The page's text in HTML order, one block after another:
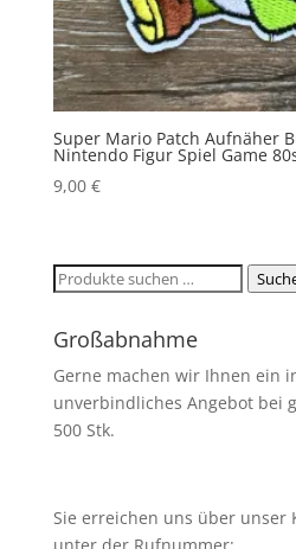
Super Mario Patch Aufnäher
Nintendo Figur Spiel Game
9,00 €
Suchen
Großabnahme
Gerne machen wir Ihnen ein
unverbindliches Angebot bei
500 Stk.
Sie erreichen uns über unser